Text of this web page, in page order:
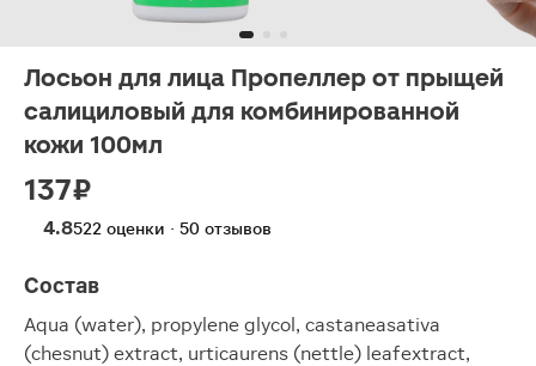
Лосьон для лица Пропеллер от прыщей
салициловый для комбинированной
кожи 100мл
137 ₽
4.8522 оценки · 50 отзывов
Состав
Aqua (water), propylene glycol, castaneasativa
(chesnut) extract, urticaurens (nettle) leafextract,